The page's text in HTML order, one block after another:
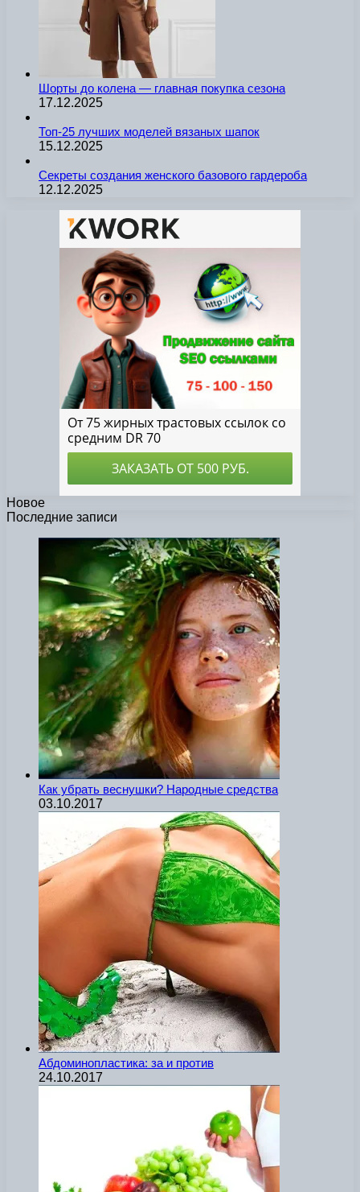
Шорты до колена — главная покупка сезона
17.12.2025
Топ-25 лучших моделей вязаных шапок
15.12.2025
Секреты создания женского базового гардероба
12.12.2025
Новое
Последние записи
Как убрать веснушки? Народные средства
03.10.2017
Абдоминопластика: за и против
24.10.2017